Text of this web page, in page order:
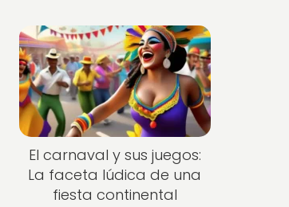
El carnaval y sus juegos:
La faceta lúdica de una
fiesta continental